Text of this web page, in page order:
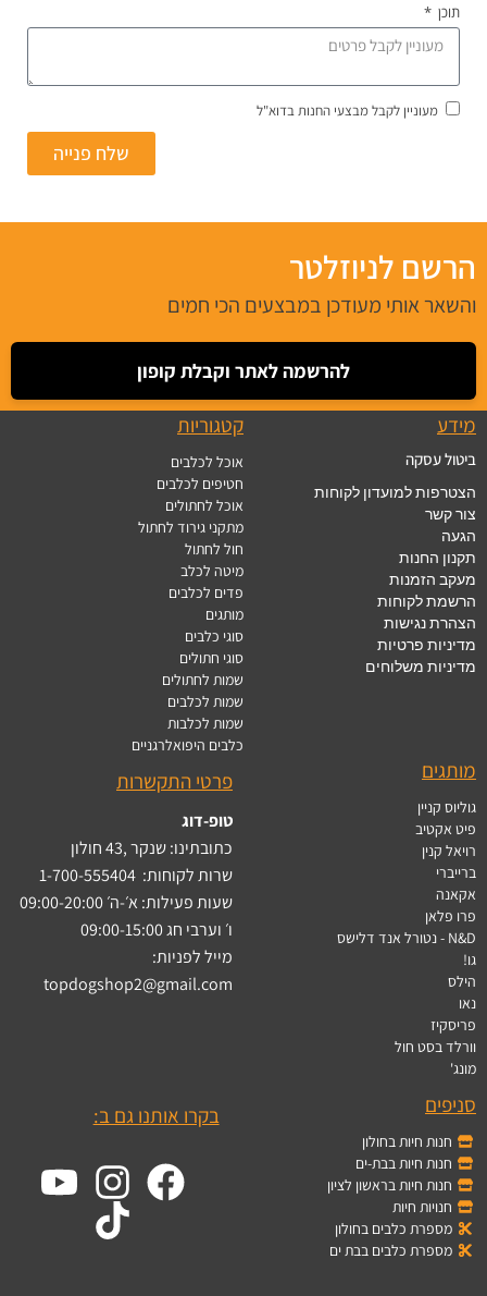
תוכן
מעוניין לקבל מבצעי החנות בדוא"ל
שלח פנייה
הרשם לניוזלטר
והשאר אותי מעודכן במבצעים הכי חמים
להרשמה לאתר וקבלת קופון
מידע
ביטול עסקה
הצטרפות למועדון לקוחות
צור קשר
הגעה
תקנון החנות
מעקב הזמנות
הרשמת לקוחות
הצהרת נגישות
מדיניות פרטיות
מדיניות משלוחים
קטגוריות
אוכל לכלבים
חטיפים לכלבים
אוכל לחתולים
מתקני גירוד לחתול
חול לחתול
מיטה לכלב
פדים לכלבים
מותגים
סוגי כלבים
סוגי חתולים
שמות לחתולים
שמות לכלבים
שמות לכלבות
כלבים היפואלרגניים
מותגים
גוליוס קניין
פיט אקטיב
רויאל קנין
ברייברי
אקאנה
פרו פלאן
N&D - נטורל אנד דלישס
גו!
הילס
נאו
פריסקיז
וורלד בסט חול
מונג'
פרטי התקשרות
טופ-דוג
כתובתינו: שנקר ,43 חולון
שרות לקוחות: 1-700-555404
שעות פעילות: א׳-ה׳ 09:00-20:00
ו׳ וערבי חג 09:00-15:00
מייל לפניות:
topdogshop2@gmail.com
סניפים
חנות חיות בחולון
חנות חיות בבת-ים
חנות חיות בראשון לציון
חנויות חיות
מספרת כלבים בחולון
מספרת כלבים בבת ים
בקרו אותנו גם ב: